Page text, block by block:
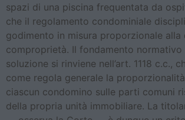
spazi di una piscina frequentata da
che il regolamento condominiale
godimento in misura proporzionale alla
comproprietà. Il fondamento normativo
soluzione si rinviene nell’art. 1118 c.c.,
come regola generale la
ciascun condomino sulle parti comuni
della propria unità immobiliare. La